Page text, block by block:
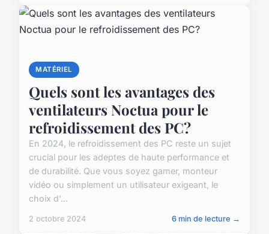
MATÉRIEL
Quels sont les avantages des
ventilateurs Noctua pour le
refroidissement des PC?
En 2024, le refroidissement des PC reste un sujet
crucial pour les adeptes de haute performance et
de durabilité. Que vous soyez gamer, monteur
vidéo ou simplement un utilisateur exigeant, le
choix d'...
2 octobre 2024 6 min de lecture →